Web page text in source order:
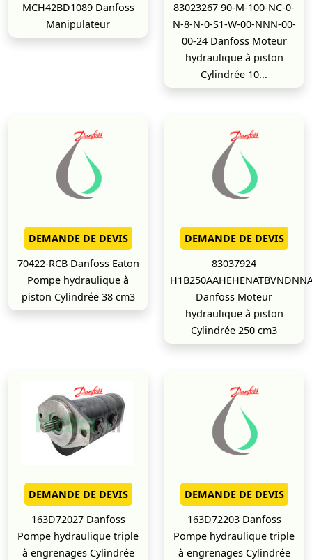
MCH42BD1089 Danfoss
Manipulateur
83023267 90-M-100-NC-0-
N-8-N-0-S1-W-00-NNN-00-
00-24 Danfoss Moteur
hydraulique à piston
Cylindrée 10...
DEMANDE DE DEVIS
70422-RCB Danfoss Eaton
Pompe hydraulique à
piston Cylindrée 38 cm3
DEMANDE DE DEVIS
83037924
Danfoss Moteur
hydraulique à piston
Cylindrée 250 cm3
DEMANDE DE DEVIS
163D72027 Danfoss
Pompe hydraulique triple
à engrenages Cylindrée
DEMANDE DE DEVIS
163D72203 Danfoss
Pompe hydraulique triple
à engrenages Cylindrée